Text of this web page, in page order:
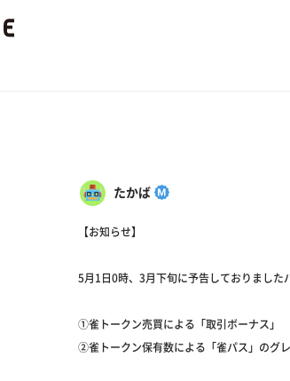
たかば
【お知らせ】
5月1日0時、3月下旬に予告しておりました
①雀トークン売買による「取引ボーナス」
②雀トークン保有数による「雀パス」のグ